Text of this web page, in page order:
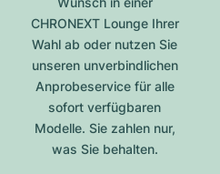
CHRONEXT Lounge Ihrer
Wahl ab oder nutzen Sie
unseren unverbindlichen
Anprobeservice für alle
sofort verfügbaren
Modelle. Sie zahlen nur,
was Sie behalten.